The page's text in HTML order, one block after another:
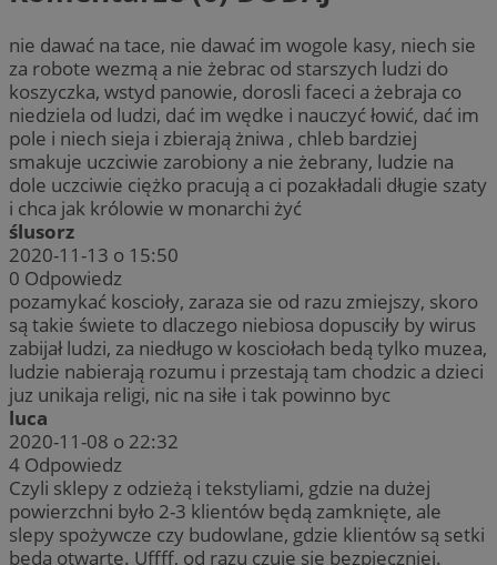
nie dawać na tace, nie dawać im wogole kasy, niech sie
za robote wezmą a nie żebrac od starszych ludzi do
koszyczka, wstyd panowie, dorosli faceci a żebraja co
niedziela od ludzi, dać im wędke i nauczyć łowić, dać im
pole i niech sieja i zbierają żniwa , chleb bardziej
smakuje uczciwie zarobiony a nie żebrany, ludzie na
dole uczciwie ciężko pracują a ci pozakładali długie szaty
i chca jak królowie w monarchi żyć
ślusorz
2020-11-13 o 15:50
0 Odpowiedz
pozamykać koscioły, zaraza sie od razu zmiejszy, skoro
są takie świete to dlaczego niebiosa dopusciły by wirus
zabijał ludzi, za niedługo w kosciołach bedą tylko muzea,
ludzie nabierają rozumu i przestają tam chodzic a dzieci
juz unikaja religi, nic na siłe i tak powinno byc
luca
2020-11-08 o 22:32
4 Odpowiedz
Czyli sklepy z odzieżą i tekstyliami, gdzie na dużej
powierzchni było 2-3 klientów będą zamknięte, ale
slepy spożywcze czy budowlane, gdzie klientów są setki
będą otwarte. Uffff, od razu czuje się bezpieczniej.